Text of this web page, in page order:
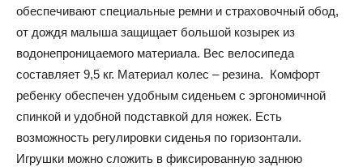
обеспечивают специальные ремни и страховочный обод,
от дождя малыша защищает большой козырек из
водонепроницаемого материала. Вес велосипеда
составляет 9,5 кг. Материал колес – резина. Комфорт
ребенку обеспечен удобным сиденьем с эргономичной
спинкой и удобной подставкой для ножек. Есть
возможность регулировки сиденья по горизонтали.
Игрушки можно сложить в фиксированную заднюю